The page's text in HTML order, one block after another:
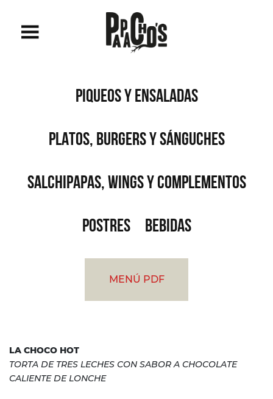
PIQUEOS Y ENSALADAS
PLATOS, BURGERS Y SÁNGUCHES
SALCHIPAPAS, WINGS Y COMPLEMENTOS
POSTRES
BEBIDAS
MENÚ PDF
LA CHOCO HOT
TORTA DE TRES LECHES CON SABOR A CHOCOLATE
CALIENTE DE LONCHE